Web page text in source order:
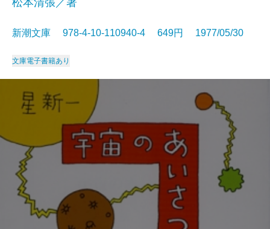
松本清張／著
新潮文庫 978-4-10-110940-4 649円 1977/05/30
文庫電子書籍あり